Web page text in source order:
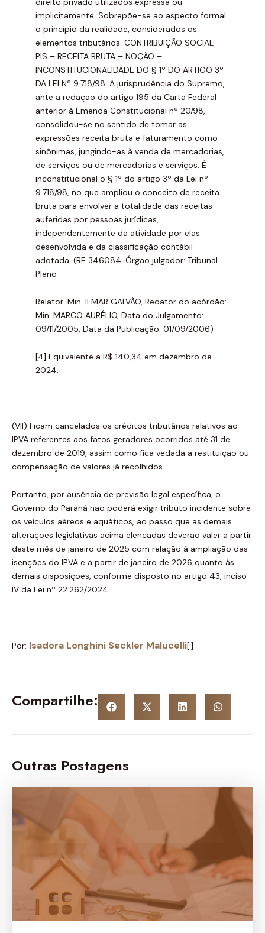
implicitamente. Sobrepõe-se ao aspecto formal
o princípio da realidade, considerados os
elementos tributários. CONTRIBUIÇÃO SOCIAL –
PIS – RECEITA BRUTA – NOÇÃO –
INCONSTITUCIONALIDADE DO § 1º DO ARTIGO 3º
DA LEI Nº 9.718/98. A jurisprudência do Supremo,
ante a redação do artigo 195 da Carta Federal
anterior à Emenda Constitucional nº 20/98,
consolidou-se no sentido de tomar as
expressões receita bruta e faturamento como
sinônimas, jungindo-as à venda de mercadorias,
de serviços ou de mercadorias e serviços. É
inconstitucional o § 1º do artigo 3º da Lei nº
9.718/98, no que ampliou o conceito de receita
bruta para envolver a totalidade das receitas
auferidas por pessoas jurídicas,
independentemente da atividade por elas
desenvolvida e da classificação contábil
adotada. (RE 346084. Órgão julgador: Tribunal
Pleno
Relator: Min. ILMAR GALVÃO, Redator do acórdão:
Min. MARCO AURÉLIO, Data do Julgamento:
09/11/2005, Data da Publicação: 01/09/2006)
[4] Equivalente a R$ 140,34 em dezembro de
2024.
(VII) Ficam cancelados os créditos tributários relativos ao
IPVA referentes aos fatos geradores ocorridos até 31 de
dezembro de 2019, assim como fica vedada a restituição ou
compensação de valores já recolhidos.
Portanto, por ausência de previsão legal específica, o
Governo do Paraná não poderá exigir tributo incidente sobre
os veículos aéreos e aquáticos, ao passo que as demais
alterações legislativas acima elencadas deverão valer a partir
deste mês de janeiro de 2025 com relação à ampliação das
isenções do IPVA e a partir de janeiro de 2026 quanto às
demais disposições, conforme disposto no artigo 43, inciso
IV da Lei nº 22.262/2024.
Por: Isadora Longhini Seckler Malucelli[:]
Compartilhe:
Outras Postagens